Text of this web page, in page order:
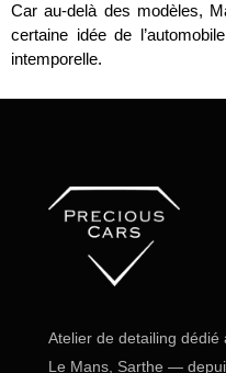
Car au-delà des modèles,
certaine idée de
intemporelle.
Atelier de detailing dédié
Le Mans, Sarthe —